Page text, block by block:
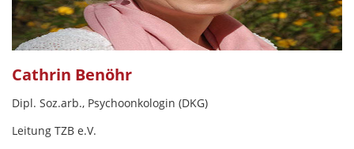
Cathrin Benöhr
Dipl. Soz.arb., Psychoonkologin (DKG)
Leitung TZB e.V.